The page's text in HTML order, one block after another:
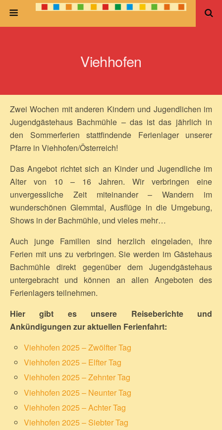
Viehhofen
Zwei Wochen mit anderen Kindern und Jugendlichen im
Jugendgästehaus Bachmühle – das ist das jährlich in
den Sommerferien stattfindende Ferienlager unserer
Pfarre in Viehhofen/Österreich!
Das Angebot richtet sich an Kinder und Jugendliche im
Alter von 10 – 16 Jahren. Wir verbringen eine
unvergessliche Zeit miteinander – Wandern im
wunderschönen Glemmtal, Ausflüge in die Umgebung,
Shows in der Bachmühle, und vieles mehr…
Auch junge Familien sind herzlich eingeladen, ihre
Ferien mit uns zu verbringen. Sie werden im Gästehaus
Bachmühle direkt gegenüber dem Jugendgästehaus
untergebracht und können an allen Angeboten des
Ferienlagers teilnehmen.
Hier gibt es unsere Reiseberichte und
Ankündigungen zur aktuellen Ferienfahrt:
Viehhofen 2025 – Zwölfter Tag
Viehhofen 2025 – Elfter Tag
Viehhofen 2025 – Zehnter Tag
Viehhofen 2025 – Neunter Tag
Viehhofen 2025 – Achter Tag
Viehhofen 2025 – Siebter Tag